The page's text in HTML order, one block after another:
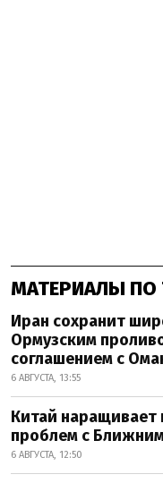
МАТЕРИАЛЫ ПО
Иран сохранит
Ормузским
соглашением с
6 АВГУСТА, 13:55
Китай
проблем с
6 АВГУСТА, 12:50